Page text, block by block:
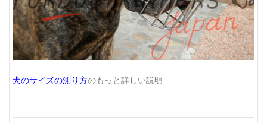
犬のサイズの測り方のもっと詳しい説明